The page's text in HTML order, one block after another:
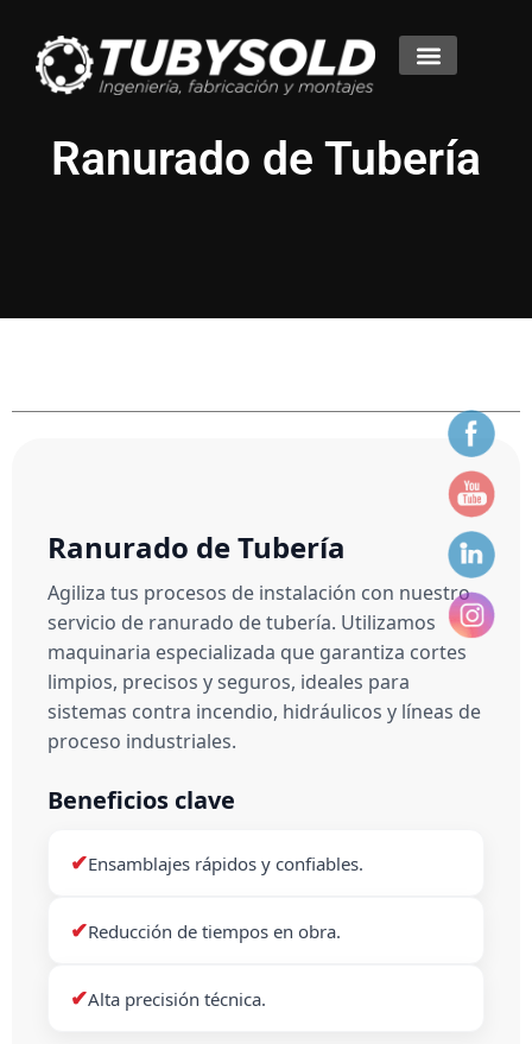
Ranurado de Tubería
Ranurado de Tubería
Agiliza tus procesos de instalación con nuestro
servicio de ranurado de tubería. Utilizamos
maquinaria especializada que garantiza cortes
limpios, precisos y seguros, ideales para
sistemas contra incendio, hidráulicos y líneas de
proceso industriales.
Beneficios clave
✔Ensamblajes rápidos y confiables.
✔Reducción de tiempos en obra.
✔Alta precisión técnica.